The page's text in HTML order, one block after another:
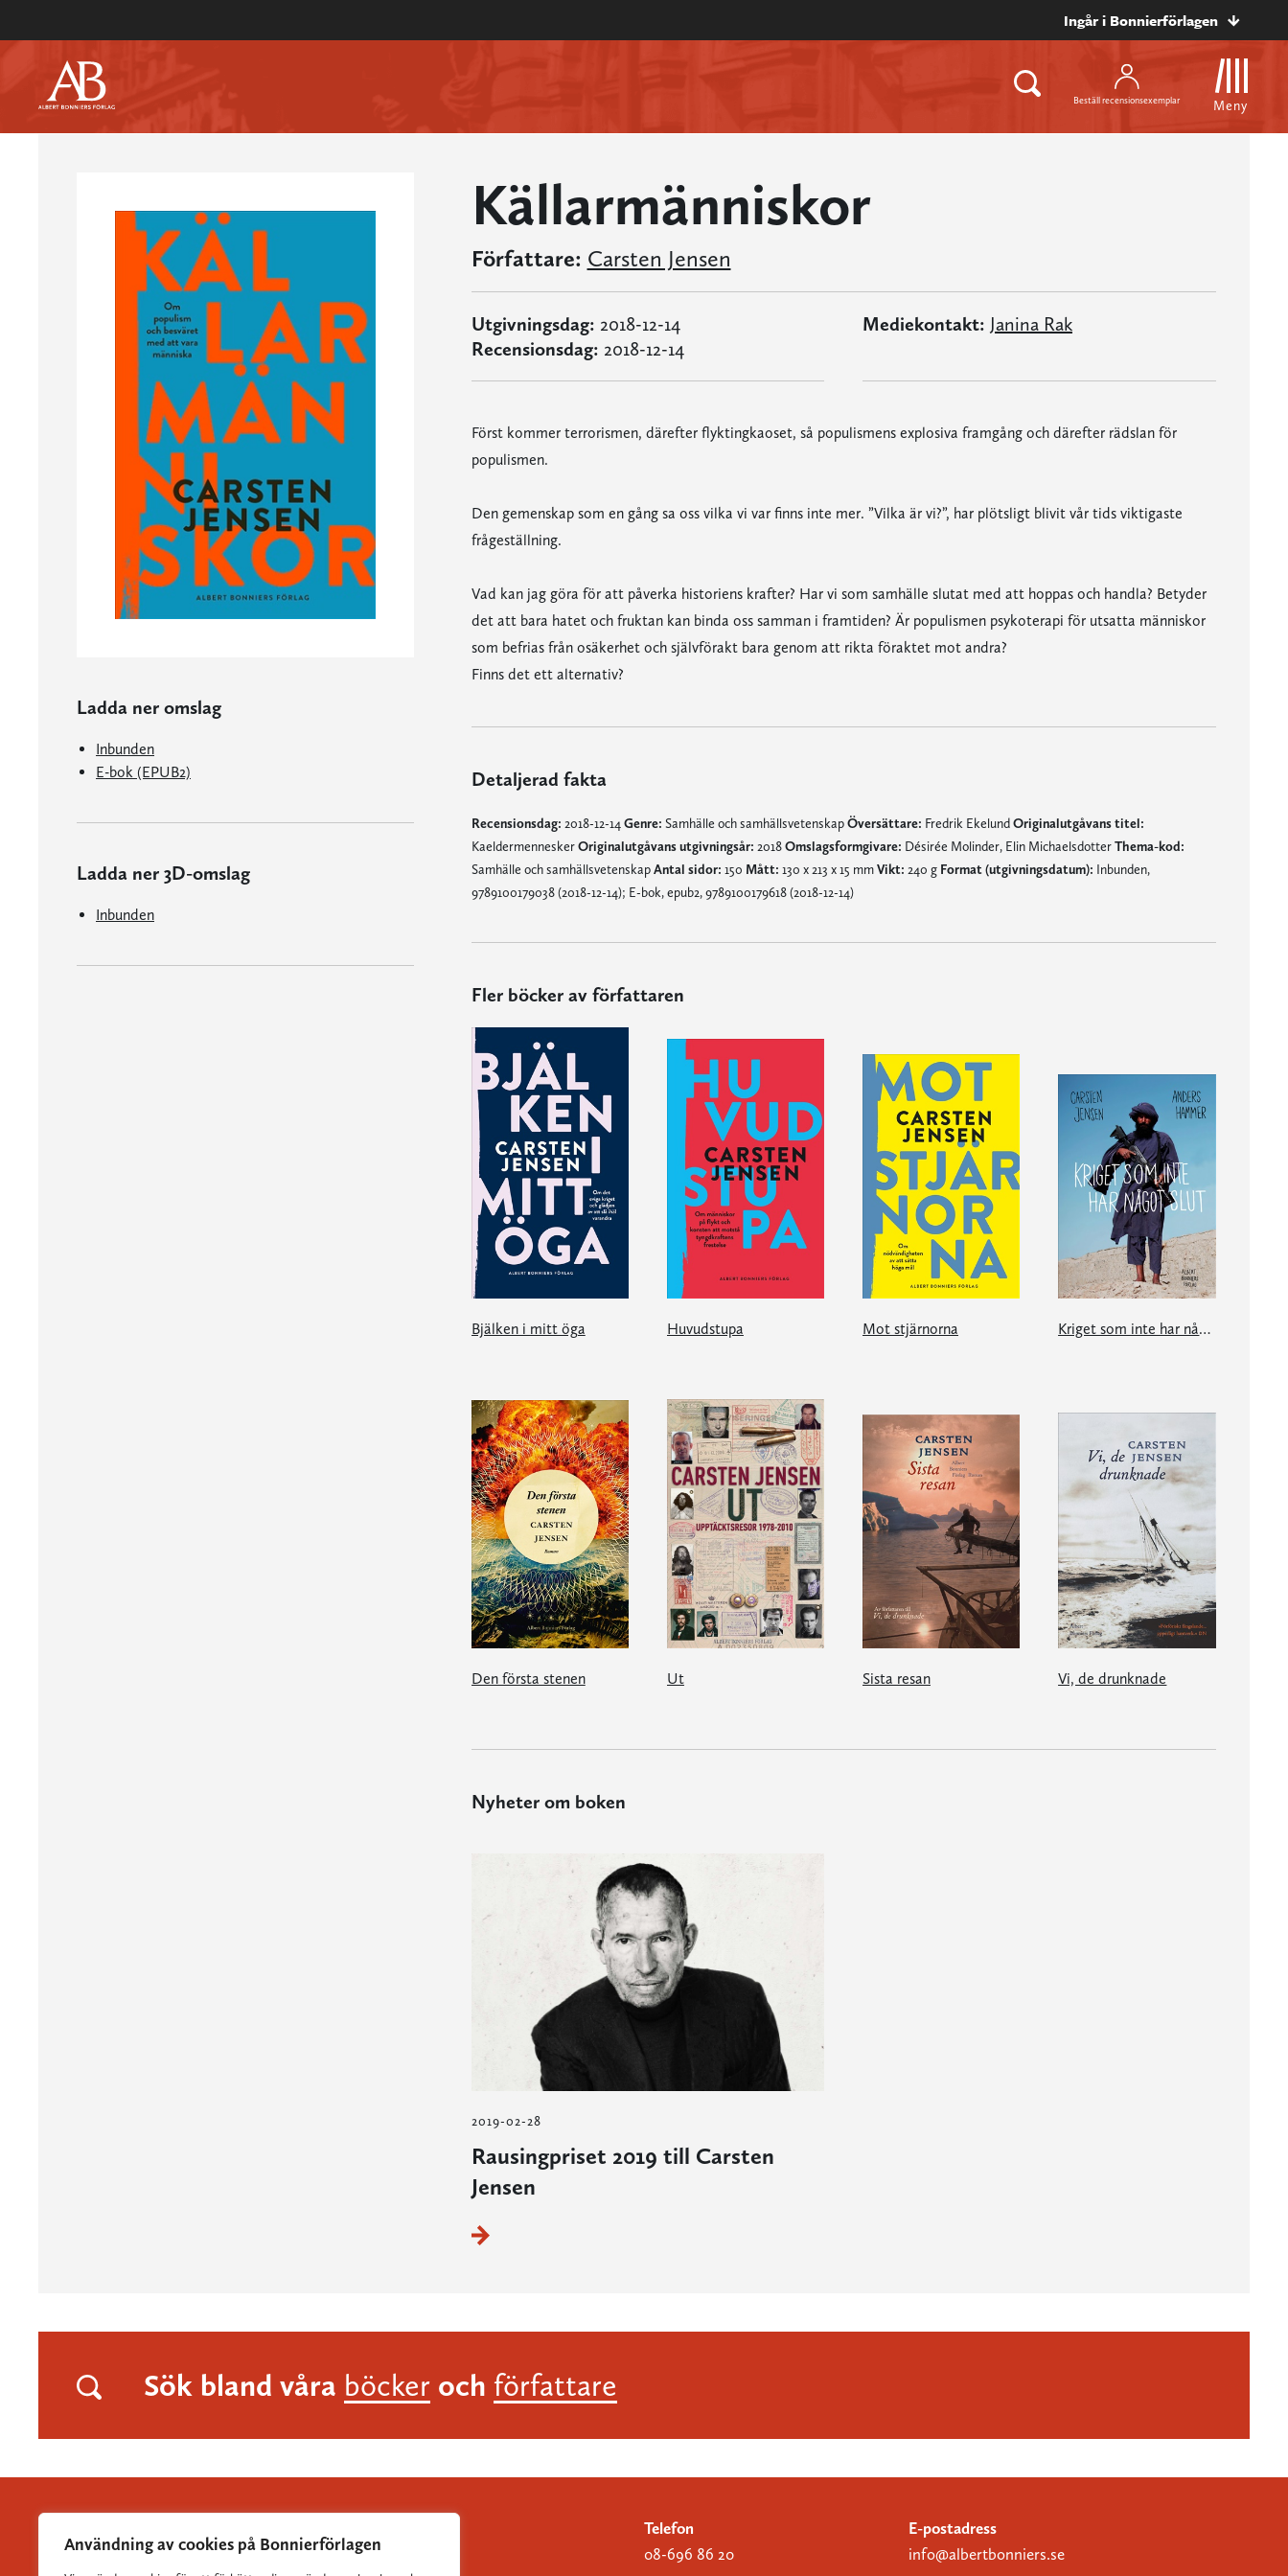
Användning av cookies på Bonnierförlagen
Ingår i Bonnierförlagen
Beställ recensionsexemplar Meny
Ladda ner omslag
Inbunden
E-bok (EPUB2)
Ladda ner 3D-omslag
Inbunden
Källarmänniskor
Författare: Carsten Jensen
Utgivningsdag: 2018-12-14
Recensionsdag: 2018-12-14
Mediekontakt: Janina Rak
Först kommer terrorismen, därefter flyktingkaoset, så populismens explosiva framgång och därefter rädslan för
populismen.
Den gemenskap som en gång sa oss vilka vi var finns inte mer. ”Vilka är vi?”, har plötsligt blivit vår tids viktigaste
frågeställning.
Vad kan jag göra för att påverka historiens krafter? Har vi som samhälle slutat med att hoppas och handla? Betyder
det att bara hatet och fruktan kan binda oss samman i framtiden? Är populismen psykoterapi för utsatta människor
som befrias från osäkerhet och självförakt bara genom att rikta föraktet mot andra?
Finns det ett alternativ?
Detaljerad fakta
Recensionsdag: 2018-12-14 Genre: Samhälle och samhällsvetenskapÖversättare: Fredrik EkelundOriginalutgåvans titel:
KaeldermenneskerOriginalutgåvans utgivningsår: 2018Omslagsformgivare: Désirée Molinder, Elin MichaelsdotterThema-kod:
Samhälle och samhällsvetenskapAntal sidor: 150 Mått: 130 x 213 x 15 mmVikt: 240 g Format (utgivningsdatum): Inbunden,
9789100179038 (2018-12-14); E-bok, epub2, 9789100179618 (2018-12-14)
Fler böcker av författaren
Bjälken i mitt öga Huvudstupa Mot stjärnorna Kriget som inte har något slut
Den första stenen Ut Sista resan Vi, de drunknade
Nyheter om boken
2019-02-28
Rausingpriset 2019 till Carsten
Jensen
Sök bland våra böcker och författare
Telefon
08-696 86 20
E-postadress
info@albertbonniers.se